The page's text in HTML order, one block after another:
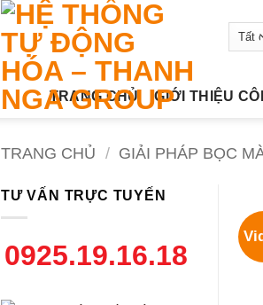
TRANG CHỦ
GIỚI THIỆU
TRANG CHỦ / GIẢI PHÁP BỌC
TƯ VẤN TRỰC TUYẾN
0925.19.16.18